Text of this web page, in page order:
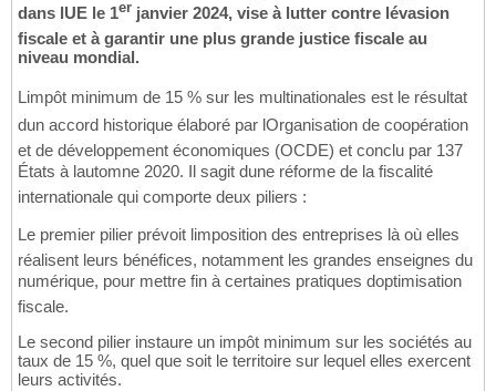
dans lUE le 1er janvier 2024, vise à lutter contre lévasion
fiscale et à garantir une plus grande justice fiscale au
niveau mondial.
Limpôt minimum de 15 % sur les multinationales est le résultat
dun accord historique élaboré par lOrganisation de coopération
et de développement économiques (OCDE) et conclu par 137
États à lautomne 2020. Il sagit dune réforme de la fiscalité
internationale qui comporte deux piliers :
Le premier pilier prévoit limposition des entreprises là où elles
réalisent leurs bénéfices, notamment les grandes enseignes du
numérique, pour mettre fin à certaines pratiques doptimisation
fiscale.
Le second pilier instaure un impôt minimum sur les sociétés au
taux de 15 %, quel que soit le territoire sur lequel elles exercent
leurs activités.